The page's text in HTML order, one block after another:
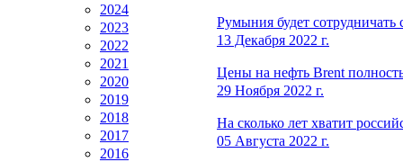
2024
2023
2022
2021
2020
2019
2018
2017
2016
Румыния будет
13 Декабря 2022 г.
Цены на нефть Brent
29 Ноября 2022 г.
На сколько лет хватит
05 Августа 2022 г.